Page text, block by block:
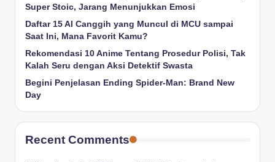
Super Stoic, Jarang Menunjukkan Emosi
Daftar 15 AI Canggih yang Muncul di MCU sampai
Saat Ini, Mana Favorit Kamu?
Rekomendasi 10 Anime Tentang Prosedur Polisi, Tak
Kalah Seru dengan Aksi Detektif Swasta
Begini Penjelasan Ending Spider-Man: Brand New
Day
Recent Comments